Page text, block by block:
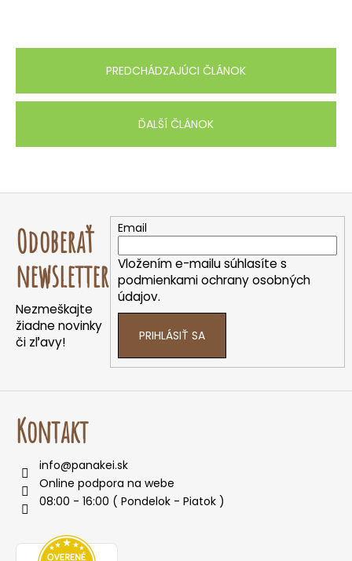
PREDCHÁDZAJÚCI ČLÁNOK
ĎALŠÍ ČLÁNOK
Odoberať
newsletter
Nezmeškajte
žiadne novinky
či zľavy!
Email
Vložením e-mailu súhlasíte s
podmienkami ochrany osobných
údajov.
PRIHLÁSIŤ SA
Kontakt
info@panakei.sk
Online podpora na webe
08:00 - 16:00 ( Pondelok - Piatok )